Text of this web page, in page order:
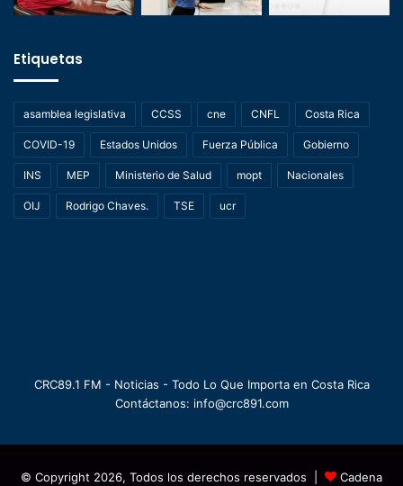
Etiquetas
asamblea legislativa CCSS cne CNFL Costa Rica
COVID-19 Estados Unidos Fuerza Pública Gobierno
INS MEP Ministerio de Salud mopt Nacionales
OIJ Rodrigo Chaves. TSE ucr
CRC89.1 FM - Noticias - Todo Lo Que Importa en Costa Rica
Contáctanos: info@crc891.com
© Copyright 2026, Todos los derechos reservados | Cadena